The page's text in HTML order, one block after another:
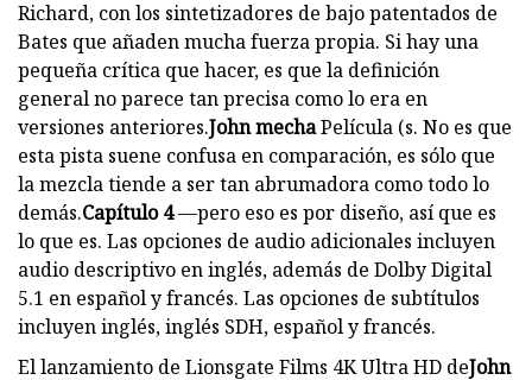
Richard, con los sintetizadores de bajo patentados de
Bates que añaden mucha fuerza propia. Si hay una
pequeña crítica que hacer, es que la definición
general no parece tan precisa como lo era en
versiones anteriores.John mechaPelícula (s. No es que
esta pista suene confusa en comparación, es sólo que
la mezcla tiende a ser tan abrumadora como todo lo
demás.Capítulo 4—pero eso es por diseño, así que es
lo que es. Las opciones de audio adicionales incluyen
audio descriptivo en inglés, además de Dolby Digital
5.1 en español y francés. Las opciones de subtítulos
incluyen inglés, inglés SDH, español y francés.
El lanzamiento de Lionsgate Films 4K Ultra HD deJohn